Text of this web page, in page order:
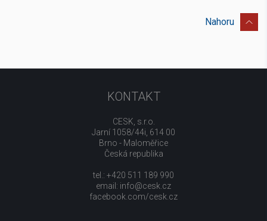
Nahoru
KONTAKT
CESK, s.r.o.
Jarní 1058/44i, 614 00
Brno - Maloměřice
Česká republika
tel.: +420 511 189 990
email: info@cesk.cz
facebook.com/cesk.cz